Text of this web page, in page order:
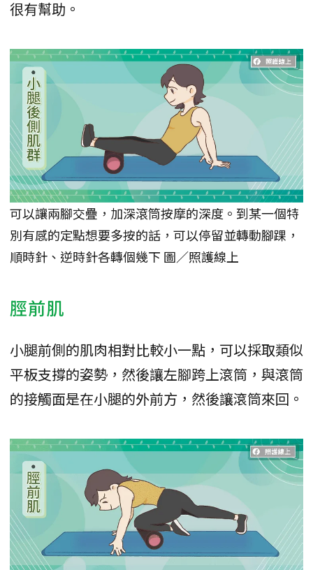
很有幫助。
可以讓兩腳交疊，加深滾筒按摩的深度。到某一個特
別有感的定點想要多按的話，可以停留並轉動腳踝，
順時針、逆時針各轉個幾下 圖／照護線上
脛前肌
小腿前側的肌肉相對比較小一點，可以採取類似
平板支撐的姿勢，然後讓左腳跨上滾筒，與滾筒
的接觸面是在小腿的外前方，然後讓滾筒來回。